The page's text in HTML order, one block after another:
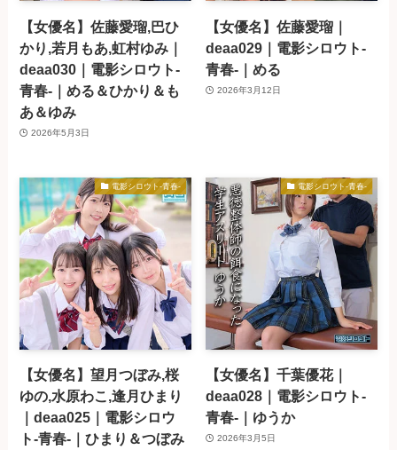
【女優名】佐藤愛瑠,巴ひ
かり,若月もあ,虹村ゆみ｜
deaa030｜電影シロウト-
青春-｜める＆ひかり＆も
あ＆ゆみ
2026年5月3日
【女優名】佐藤愛瑠｜
deaa029｜電影シロウト-
青春-｜める
2026年3月12日
電影シロウト-青春-
【女優名】望月つぼみ,桜
ゆの,水原わこ,逢月ひまり
｜deaa025｜電影シロウ
ト-青春-｜ひまり＆つぼみ
電影シロウト-青春-
【女優名】千葉優花｜
deaa028｜電影シロウト-
青春-｜ゆうか
2026年3月5日